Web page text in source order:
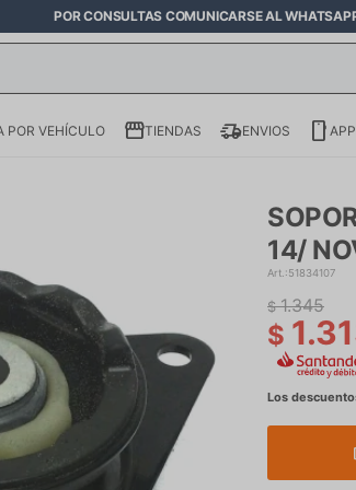
POR CONSULTAS COMUNICARSE AL
POR VEHÍCULO TIENDAS ENVIOS APP
14/
51834107
$
$ 1.345